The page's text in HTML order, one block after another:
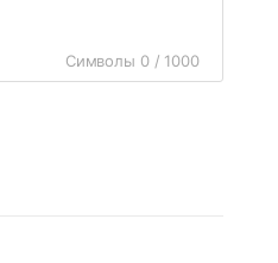
Символы 0 / 1000